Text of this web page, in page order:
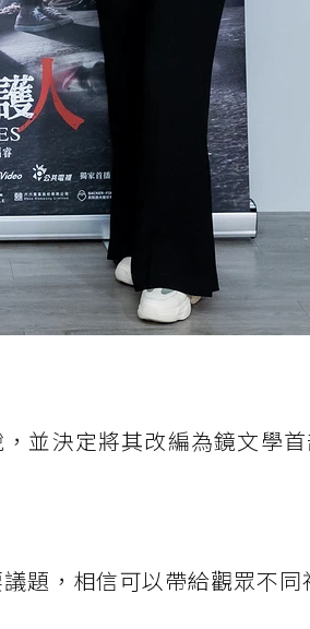
並決定將其改編為鏡文學
題，相信可以帶給觀眾不同